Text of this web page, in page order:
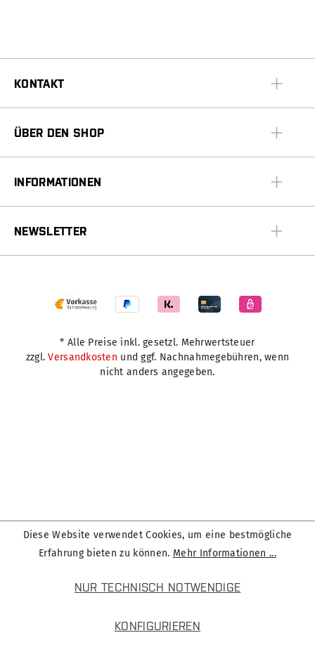
KONTAKT
ÜBER DEN SHOP
INFORMATIONEN
NEWSLETTER
* Alle Preise inkl. gesetzl. Mehrwertsteuer
zzgl.Versandkosten und ggf. Nachnahmegebühren, wenn
nicht anders angegeben.
Diese Website verwendet Cookies, um eine bestmögliche
Erfahrung bieten zu können. Mehr Informationen ...
NUR TECHNISCH NOTWENDIGE
KONFIGURIEREN